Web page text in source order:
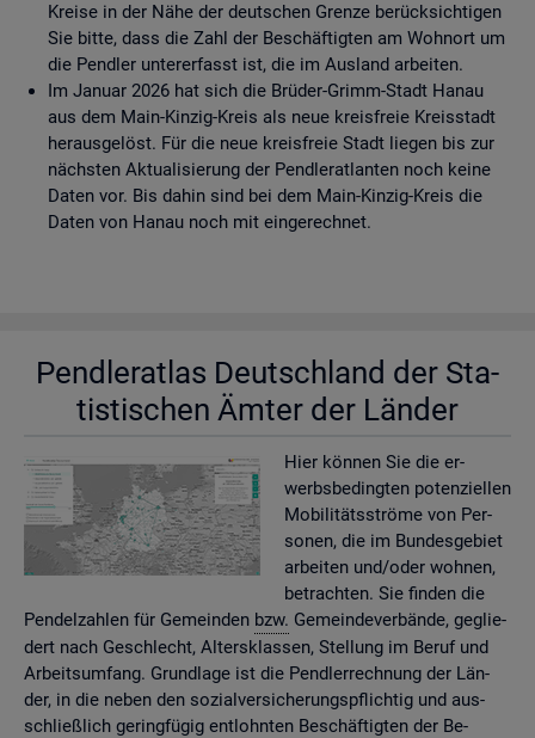
Kreise in der Nähe der deutschen Grenze berücksichtigen
Sie bitte, dass die Zahl der Beschäftigten am Wohnort um
die Pendler untererfasst ist, die im Ausland arbeiten.
Im Januar 2026 hat sich die Brüder-Grimm-Stadt Hanau
aus dem Main-Kinzig-Kreis als neue kreisfreie Kreisstadt
herausgelöst. Für die neue kreisfreie Stadt liegen bis zur
nächsten Aktualisierung der Pendleratlanten noch keine
Daten vor. Bis dahin sind bei dem Main-Kinzig-Kreis die
Daten von Hanau noch mit eingerechnet.
Pend­ler­at­las Deutsch­land der Sta­
tis­ti­schen Ämter der Län­der
Hier kön­nen Sie die er­
werbs­be­ding­ten po­ten­zi­el­len
Mo­bi­li­täts­strö­me von Per­
so­nen, die im Bun­des­ge­biet
ar­bei­ten und/oder woh­nen,
be­trach­ten. Sie fin­den die
Pen­del­zah­len für Ge­mein­den bzw. Ge­mein­de­ver­bän­de, ge­glie­
dert nach Ge­schlecht, Al­ters­klas­sen, Stel­lung im Beruf und
Ar­beits­um­fang. Grund­la­ge ist die Pend­ler­rech­nung der Län­
der, in die neben den so­zi­al­ver­si­che­rungs­pflich­tig und aus­
schlie­ß­lich ge­ring­fü­gig ent­lohn­ten Be­schäf­tig­ten der Be­